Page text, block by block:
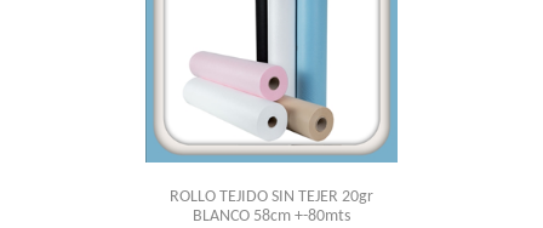
ROLLO TEJIDO SIN TEJER 20gr
BLANCO 58cm +-80mts